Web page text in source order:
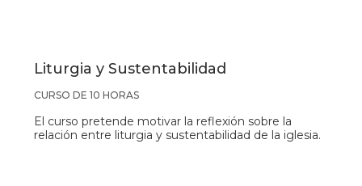
Liturgia y Sustentabilidad
CURSO DE 10 HORAS
El curso pretende motivar la reflexión sobre la
relación entre liturgia y sustentabilidad de la iglesia.